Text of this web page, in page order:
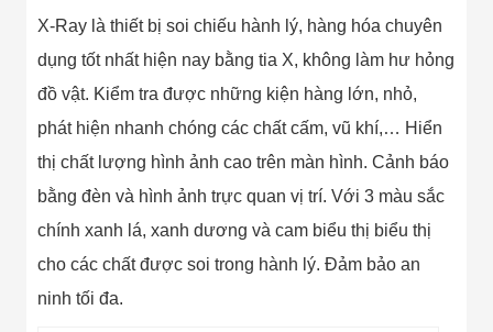
Sản Phẩm
THIẾT BỊ AN
NINH
Camera Thông
Cổng Từ Siêu
Thị
Người
Máy Dò Tìm
Thuốc Nổ
Phòng Chống
X-Ray là thiết bị soi chiếu hành lý, hàng hóa chuyên
dụng tốt nhất hiện nay bằng tia X, không làm hư hỏng
đồ vật. Kiểm tra được những kiện hàng lớn, nhỏ,
phát hiện nhanh chóng các chất cấm, vũ khí,… Hiển
thị chất lượng hình ảnh cao trên màn hình. Cảnh báo
bằng đèn và hình ảnh trực quan vị trí. Với 3 màu sắc
chính xanh lá, xanh dương và cam biểu thị biểu thị
cho các chất được soi trong hành lý. Đảm bảo an
ninh tối đa.